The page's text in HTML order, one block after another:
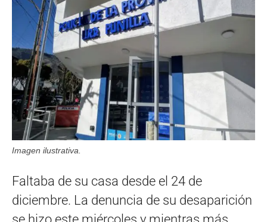
Imagen ilustrativa.
Faltaba de su casa desde el 24 de
diciembre. La denuncia de su desaparición